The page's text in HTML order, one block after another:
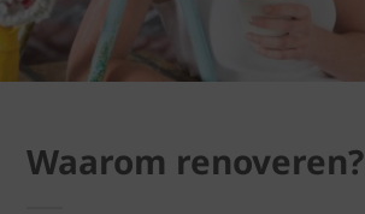
Waarom renoveren?